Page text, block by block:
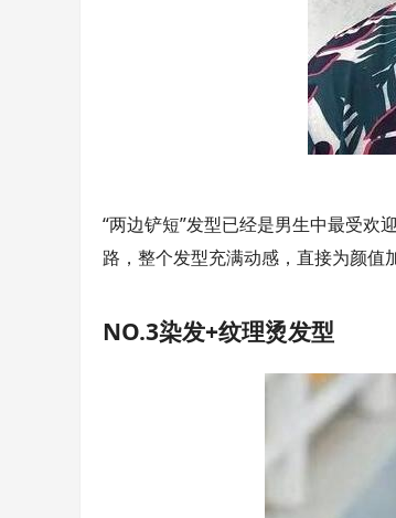
“两边铲短”发型已经是男生中最受欢
路，整个发型充满动感，直接为颜值
NO.3染发+纹理烫发型